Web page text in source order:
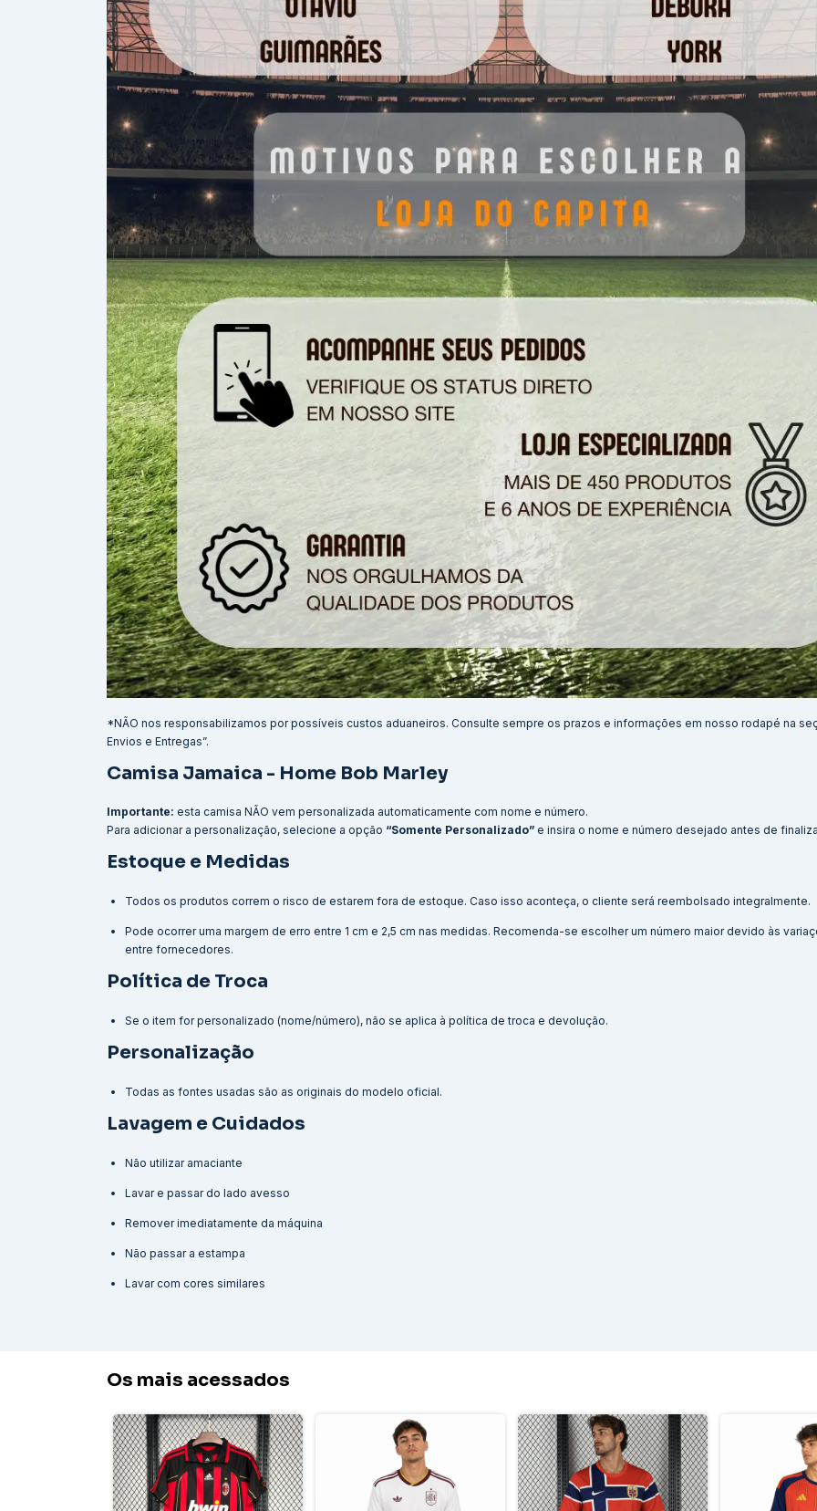
*NÃO nos responsabilizamos por possíveis custos aduaneiros. Consulte sempre os prazos e informações em nosso rodapé na
Envios e Entregas”.
Camisa Jamaica - Home Bob Marley
Importante: esta camisa NÃO vem personalizada automaticamente com nome e número.
Para adicionar a personalização, selecione a opção “Somente Personalizado” e insira o nome e número desejado antes de
Estoque e Medidas
Todos os produtos correm o risco de estarem fora de estoque. Caso isso aconteça, o cliente será reembolsado integralmente.
Pode ocorrer uma margem de erro entre 1 cm e 2,5 cm nas medidas. Recomenda-se escolher um número maior devido às
entre fornecedores.
Política de Troca
Se o item for personalizado (nome/número), não se aplica à política de troca e devolução.
Personalização
Todas as fontes usadas são as originais do modelo oficial.
Lavagem e Cuidados
Não utilizar amaciante
Lavar e passar do lado avesso
Remover imediatamente da máquina
Não passar a estampa
Lavar com cores similares
Os mais acessados